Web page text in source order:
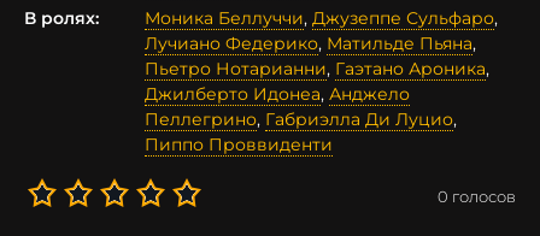
В ролях:
Моника Беллуччи, Джузеппе Сульфаро,
Лучиано Федерико, Матильде Пьяна,
Пьетро Нотарианни, Гаэтано Ароника,
Джилберто Идонеа, Анджело
Пеллегрино, Габриэлла Ди Луцио,
Пиппо Проввиденти
0 голосов